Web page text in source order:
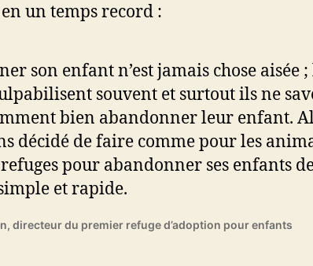
un temps record :
son enfant n’est jamais chose aisée ;
souvent et surtout ils ne
bien abandonner leur enfant.
décidé de faire comme pour les
pour abandonner ses enfants
et rapide.
directeur du premier refuge d’adoption pour enfants